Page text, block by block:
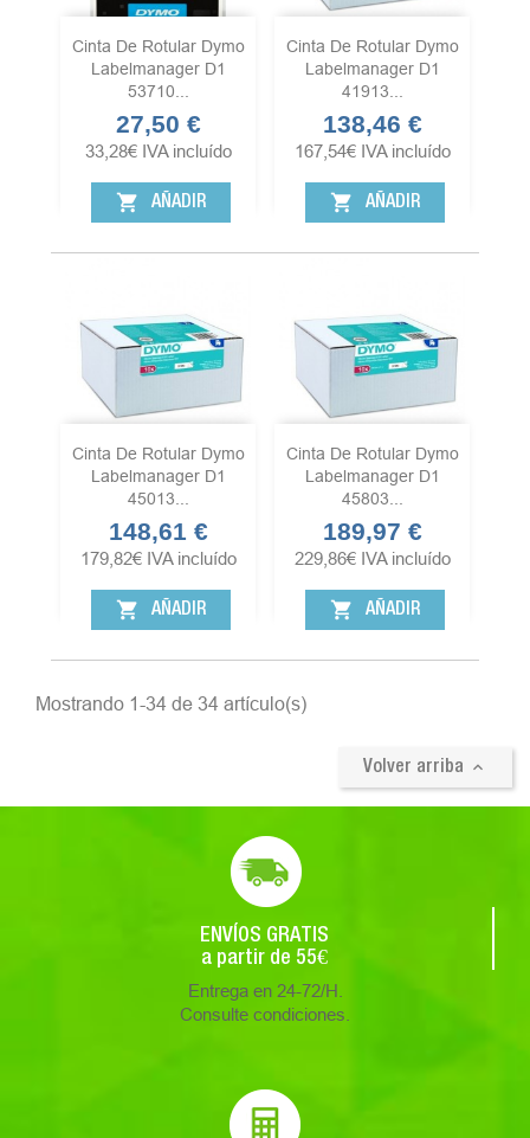
Cinta De Rotular Dymo
Labelmanager D1
53710...
Precio
27,50 €
33,28€ IVA incluído
shopping_cart AÑADIR
Cinta De Rotular Dymo
Labelmanager D1
41913...
Precio
138,46 €
167,54€ IVA incluído
shopping_cart AÑADIR
Cinta De Rotular Dymo
Labelmanager D1
45013...
Precio
148,61 €
179,82€ IVA incluído
shopping_cart AÑADIR
Cinta De Rotular Dymo
Labelmanager D1
45803...
Precio
189,97 €
229,86€ IVA incluído
shopping_cart AÑADIR
Mostrando 1-34 de 34 artículo(s)
Volver arriba 
ENVÍOS GRATIS
a partir de 55€
Entrega en 24-72/H.
Consulte condiciones.